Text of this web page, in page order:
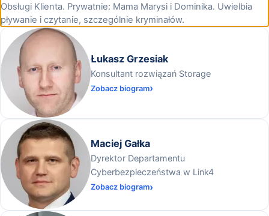
Obsługi Klienta. Prywatnie: Mama Marysi i Dominika. Uwielbia
pływanie i czytanie, szczególnie kryminałów.
Łukasz Grzesiak
Konsultant rozwiązań Storage
Zobacz biogram
Maciej Gałka
Dyrektor Departamentu
Cyberbezpieczeństwa w Link4
Zobacz biogram